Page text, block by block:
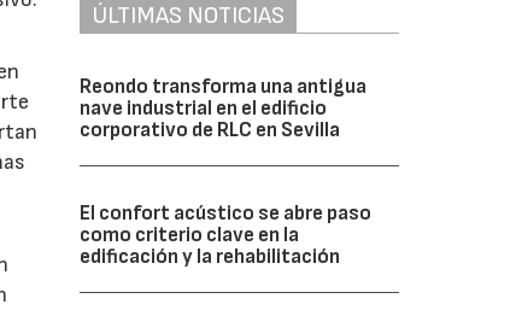
ÚLTIMAS NOTICIAS
Reondo transforma una antigua
nave industrial en el edificio
corporativo de RLC en Sevilla
El confort acústico se abre paso
como criterio clave en la
edificación y la rehabilitación